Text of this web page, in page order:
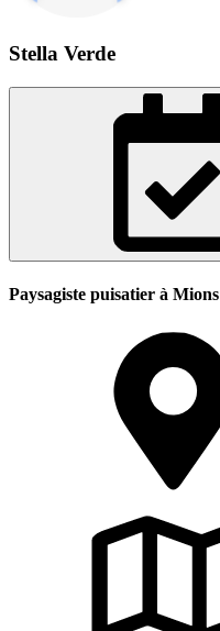
Stella Verde
Paysagiste puisatier à Mions